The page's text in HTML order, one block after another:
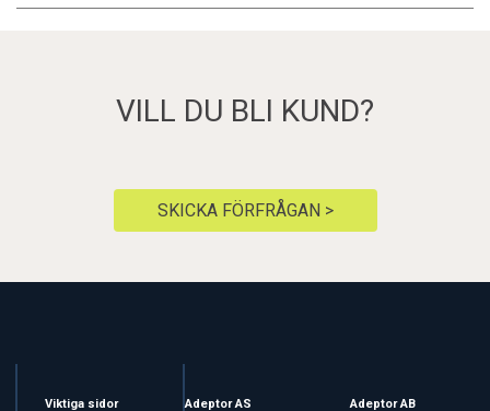
VILL DU BLI KUND?
SKICKA FÖRFRÅGAN >
Viktiga sidor Adeptor AS Adeptor AB